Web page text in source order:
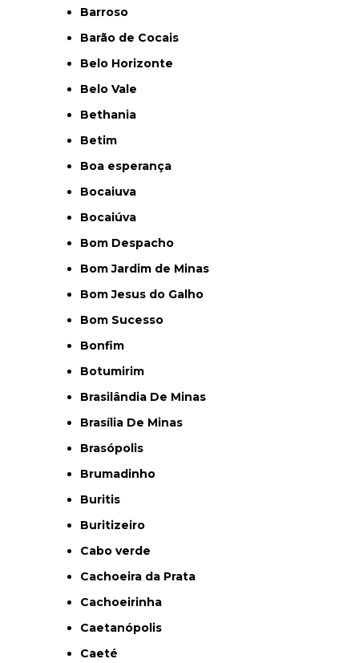
Barroso
Barão de Cocais
Belo Horizonte
Belo Vale
Bethania
Betim
Boa esperança
Bocaiuva
Bocaiúva
Bom Despacho
Bom Jardim de Minas
Bom Jesus do Galho
Bom Sucesso
Bonfim
Botumirim
Brasilândia De Minas
Brasília De Minas
Brasópolis
Brumadinho
Buritis
Buritizeiro
Cabo verde
Cachoeira da Prata
Cachoeirinha
Caetanópolis
Caeté